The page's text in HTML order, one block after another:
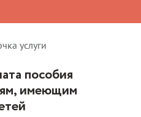
услуги
пособия
имеющим